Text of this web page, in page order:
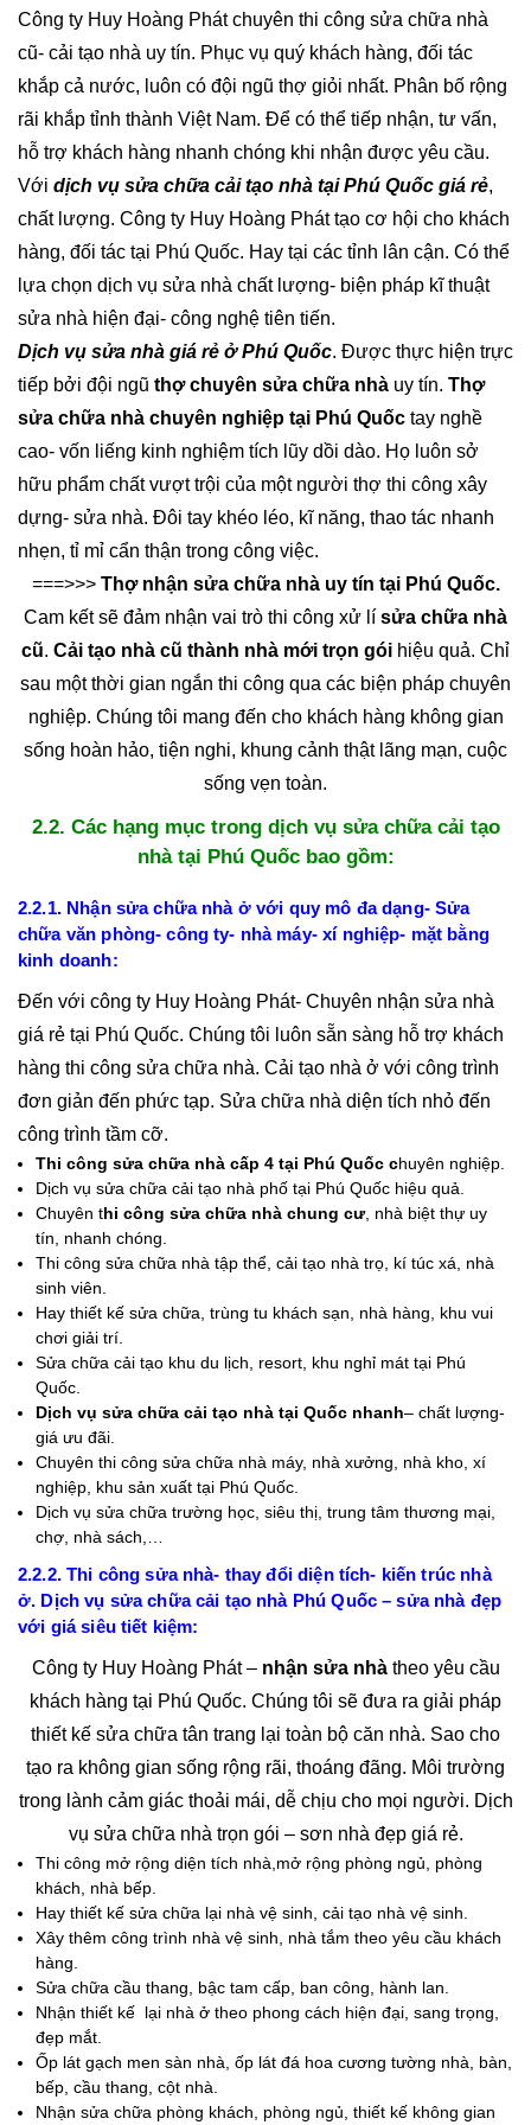
Công ty Huy Hoàng Phát chuyên thi công sửa chữa nhà
cũ- cải tạo nhà uy tín. Phục vụ quý khách hàng, đối tác
khắp cả nước, luôn có đội ngũ thợ giỏi nhất. Phân bố rộng
rãi khắp tỉnh thành Việt Nam. Để có thể tiếp nhận, tư vấn,
hỗ trợ khách hàng nhanh chóng khi nhận được yêu cầu.
Với dịch vụ sửa chữa cải tạo nhà tại Phú Quốc giá rẻ,
chất lượng. Công ty Huy Hoàng Phát tạo cơ hội cho khách
hàng, đối tác tại Phú Quốc. Hay tại các tỉnh lân cận. Có thể
lựa chọn dịch vụ sửa nhà chất lượng- biện pháp kĩ thuật
sửa nhà hiện đại- công nghệ tiên tiến.
Dịch vụ sửa nhà giá rẻ ở Phú Quốc. Được thực hiện trực
tiếp bởi đội ngũ thợ chuyên sửa chữa nhà uy tín. Thợ
sửa chữa nhà chuyên nghiệp tại Phú Quốc tay nghề
cao- vốn liếng kinh nghiệm tích lũy dồi dào. Họ luôn sở
hữu phẩm chất vượt trội của một người thợ thi công xây
dựng- sửa nhà. Đôi tay khéo léo, kĩ năng, thao tác nhanh
nhẹn, tỉ mỉ cẩn thận trong công việc.
===>>> Thợ nhận sửa chữa nhà uy tín tại Phú Quốc.
Cam kết sẽ đảm nhận vai trò thi công xử lí sửa chữa nhà
cũ. Cải tạo nhà cũ thành nhà mới trọn gói hiệu quả. Chỉ
sau một thời gian ngắn thi công qua các biện pháp chuyên
nghiệp. Chúng tôi mang đến cho khách hàng không gian
sống hoàn hảo, tiện nghi, khung cảnh thật lãng mạn, cuộc
sống vẹn toàn.
2.2. Các hạng mục trong dịch vụ sửa chữa cải tạo
nhà tại Phú Quốc bao gồm:
2.2.1. Nhận sửa chữa nhà ở với quy mô đa dạng- Sửa
chữa văn phòng- công ty- nhà máy- xí nghiệp- mặt bằng
kinh doanh:
Đến với công ty Huy Hoàng Phát- Chuyên nhận sửa nhà
giá rẻ tại Phú Quốc. Chúng tôi luôn sẵn sàng hỗ trợ khách
hàng thi công sửa chữa nhà. Cải tạo nhà ở với công trình
đơn giản đến phức tạp. Sửa chữa nhà diện tích nhỏ đến
công trình tầm cỡ.
Thi công sửa chữa nhà cấp 4 tại Phú Quốc chuyên nghiệp.
Dịch vụ sửa chữa cải tạo nhà phố tại Phú Quốc hiệu quả.
Chuyên thi công sửa chữa nhà chung cư, nhà biệt thự uy
tín, nhanh chóng.
Thi công sửa chữa nhà tập thể, cải tạo nhà trọ, kí túc xá, nhà
sinh viên.
Hay thiết kế sửa chữa, trùng tu khách sạn, nhà hàng, khu vui
chơi giải trí.
Sửa chữa cải tạo khu du lịch, resort, khu nghỉ mát tại Phú
Quốc.
Dịch vụ sửa chữa cải tạo nhà tại Quốc nhanh– chất lượng-
giá ưu đãi.
Chuyên thi công sửa chữa nhà máy, nhà xưởng, nhà kho, xí
nghiệp, khu sản xuất tại Phú Quốc.
Dịch vụ sửa chữa trường học, siêu thị, trung tâm thương mại,
chợ, nhà sách,…
2.2.2. Thi công sửa nhà- thay đổi diện tích- kiến trúc nhà
ở. Dịch vụ sửa chữa cải tạo nhà Phú Quốc – sửa nhà đẹp
với giá siêu tiết kiệm:
Công ty Huy Hoàng Phát –nhận sửa nhàtheo yêu cầu
khách hàng tại Phú Quốc. Chúng tôi sẽ đưa ra giải pháp
thiết kế sửa chữa tân trang lại toàn bộ căn nhà. Sao cho
tạo ra không gian sống rộng rãi, thoáng đãng. Môi trường
trong lành cảm giác thoải mái, dễ chịu cho mọi người. Dịch
vụ sửa chữa nhà trọn gói – sơn nhà đẹp giá rẻ.
Thi công mở rộng diện tích nhà,mở rộng phòng ngủ, phòng
khách, nhà bếp.
Hay thiết kế sửa chữa lại nhà vệ sinh, cải tạo nhà vệ sinh.
Xây thêm công trình nhà vệ sinh, nhà tắm theo yêu cầu khách
hàng.
Sửa chữa cầu thang, bậc tam cấp, ban công, hành lan.
Nhận thiết kế lại nhà ở theo phong cách hiện đại, sang trọng,
đẹp mắt.
Ốp lát gạch men sàn nhà, ốp lát đá hoa cương tường nhà, bàn,
bếp, cầu thang, cột nhà.
Nhận sửa chữa phòng khách, phòng ngủ, thiết kế không gian